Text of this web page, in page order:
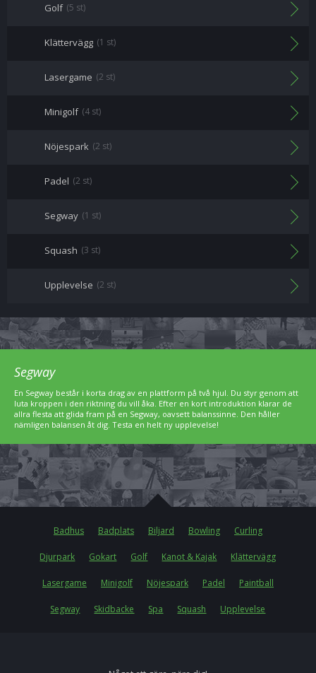
Golf (5 st)
Klättervägg (1 st)
Lasergame (2 st)
Minigolf (4 st)
Nöjespark (2 st)
Padel (2 st)
Segway (1 st)
Squash (3 st)
Upplevelse (2 st)
Segway
En Segway består i korta drag av en plattform på två hjul. Du styr genom att
luta kroppen i den riktning du vill åka. Efter en kort introduktion klarar de
allra flesta att glida fram på en Segway, oavsett balanssinne. Den håller
nämligen balansen åt dig. Testa en helt ny upplevelse!
Badhus Badplats Biljard Bowling Curling
Djurpark Gokart Golf Kanot & Kajak Klättervägg
Lasergame Minigolf Nöjespark Padel Paintball
Segway Skidbacke Spa Squash Upplevelse